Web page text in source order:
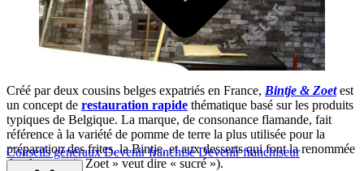
Conseils générauxDevenir franchiséDevenir franchiseur
Créé par deux cousins belges expatriés en France, Bintje & Zoetest
un concept de restauration rapide thématique basé sur les produits
typiques de Belgique. La marque, de consonance flamande, fait
référence à la variété de pomme de terre la plus utilisée pour la
préparation des frites, la Bintje, et aux desserts qui font la renommée
du plat pays (« Zoet » veut dire « sucré »).